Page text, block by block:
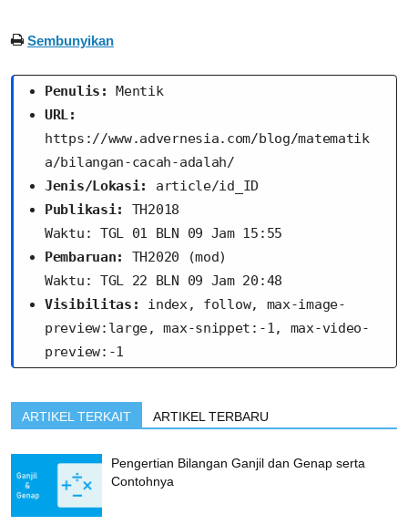
Sembunyikan
Penulis:
Mentik
URL:
https://www.advernesia.com/blog/matematik
a/bilangan-cacah-adalah/
Jenis/Lokasi:
article/id_ID
Publikasi:
TH2018
Waktu: TGL 01 BLN 09 Jam 15:55
Pembaruan:
TH2020 (mod)
Waktu: TGL 22 BLN 09 Jam 20:48
Visibilitas:
index, follow, max-image-
preview:large, max-snippet:-1, max-video-
preview:-1
ARTIKEL TERKAIT ARTIKEL TERBARU
Pengertian Bilangan Ganjil dan Genap serta
Contohnya